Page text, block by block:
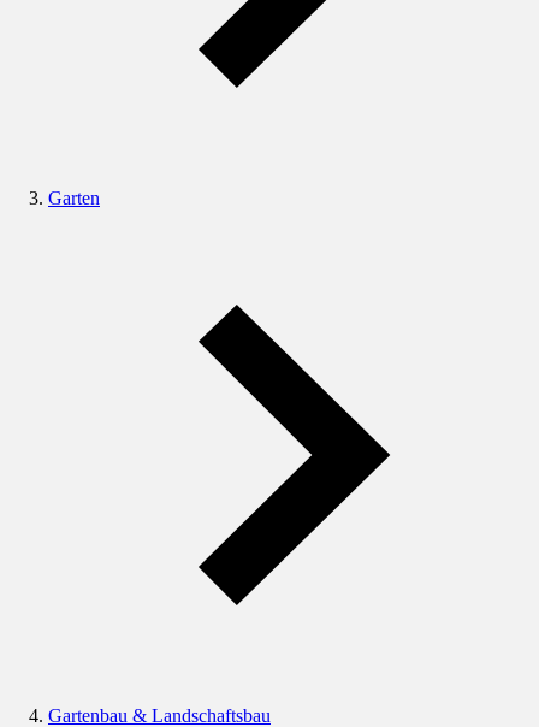
Garten
Gartenbau & Landschaftsbau